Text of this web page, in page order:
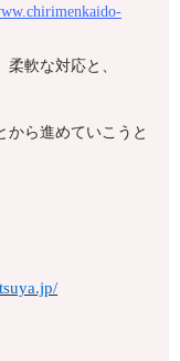
軟な対応と、
から進めていこうと